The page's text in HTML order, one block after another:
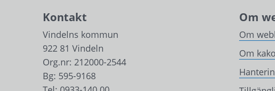
Kontakt
Vindelns kommun
922 81 Vindeln
Org.nr: 212000-2544
Bg: 595-9168
Om
Om
Om